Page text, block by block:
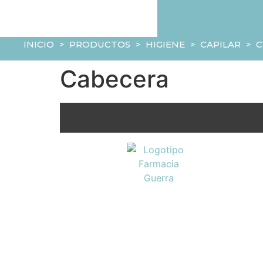
INICIO > PRODUCTOS > HIGIENE >CAPILAR >
Cabecera